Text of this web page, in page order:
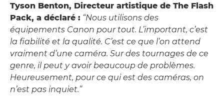
Tyson Benton, Directeur artistique de The Flash
Pack, a déclaré : “Nous utilisons des
équipements Canon pour tout. L’important, c’est
la fiabilité et la qualité. C’est ce que l’on attend
vraiment d’une caméra. Sur des tournages de ce
genre, il peut y avoir beaucoup de problèmes.
Heureusement, pour ce qui est des caméras, on
n’est pas inquiet.”